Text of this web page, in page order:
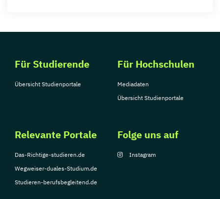
Für Studierende
Übersicht Studienportale
Für Hochschulen
Mediadaten
Übersicht Studienportale
Relevante Portale
Das-Richtige-studieren.de
Wegweiser-duales-Studium.de
Studieren-berufsbegleitend.de
Folge uns auf
Instagram